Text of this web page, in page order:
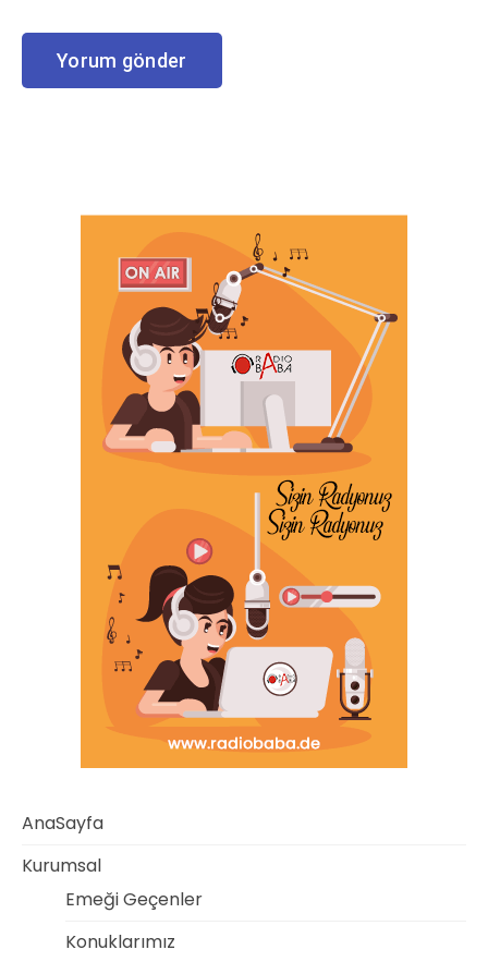
AnaSayfa
Kurumsal
Emeği Geçenler
Konuklarımız